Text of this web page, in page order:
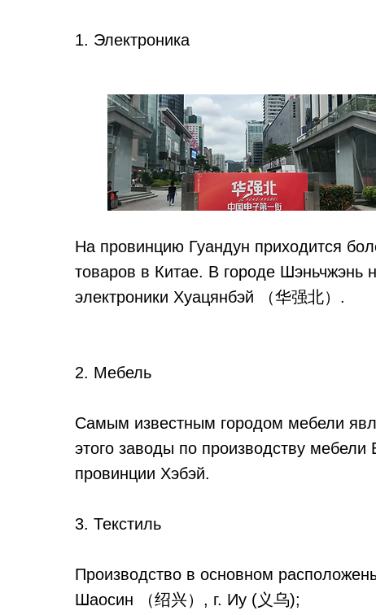
1. Электроника
На провинцию Гуандун приходится
товаров в Китае. В городе Шэньчжэнь
электроники Хуацянбэй （华强北）.
2. Мебель
Самым известным городом мебели
этого заводы по производству
провинции Хэбэй.
3. Текстиль
Производство в основном
Шаосин （绍兴）, г. Иу (义乌);